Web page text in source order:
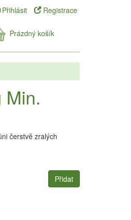
Přihlásit Registrace
Prázdný košík
čerstvě zralých
Přidat